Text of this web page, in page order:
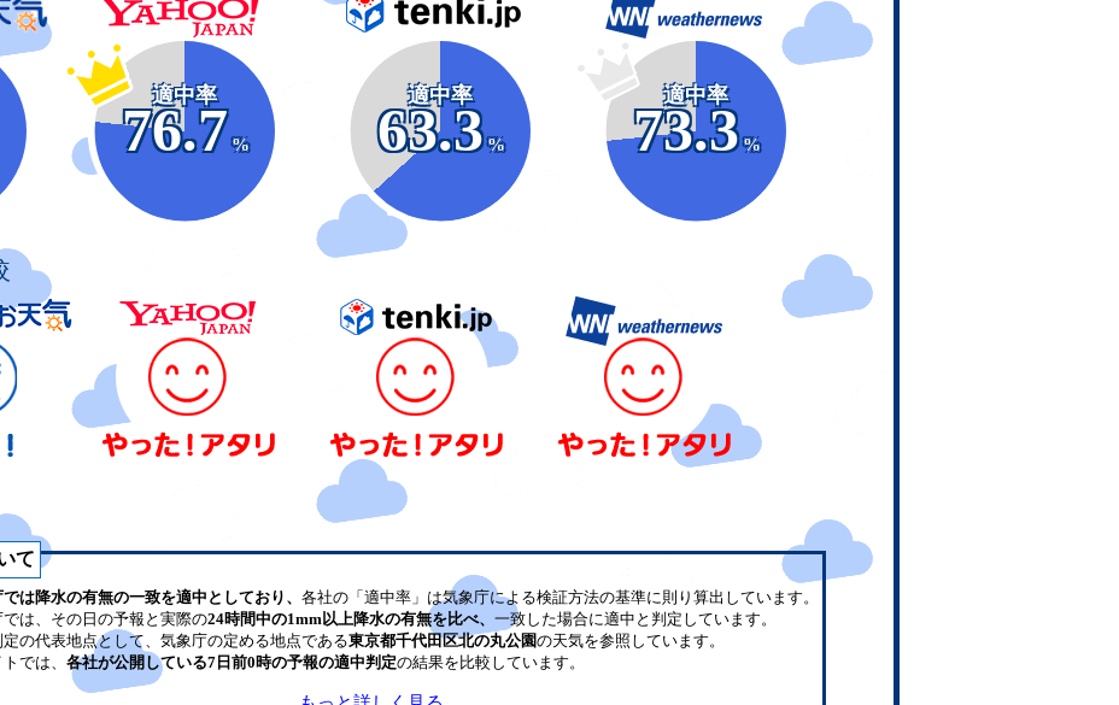
適中率
76.7
%
適中率
63.3
%
適中率
73.3
%
て
は降水の有無の一致を適中としており、 各社の「適中率」は気象庁による検証方法の基準に則り算出しています。
は、その日の予報と実際の24時間中の1mm以上降水の有無を比べ、 一致した場合に適中と判定しています。
の代表地点として、気象庁の定める地点である東京都千代田区北の丸公園の天気を参照しています。
では、 各社が公開している7日前0時の予報の適中判定の結果を比較しています。